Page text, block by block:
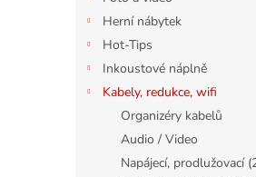
Herní nábytek
Hot-Tips
Inkoustové náplně
Kabely, redukce, wifi
Organizéry kabelů
Audio / Video
Napájecí, prodlužovací